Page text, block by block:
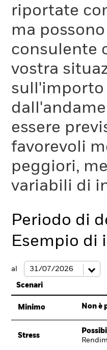
riportate
ma
consulente
vostra
sull'importo
essere
favorevoli
peggiori,
variabili di
Periodo di
Esempio di
al
Scenari
Minimo Non è
Stress